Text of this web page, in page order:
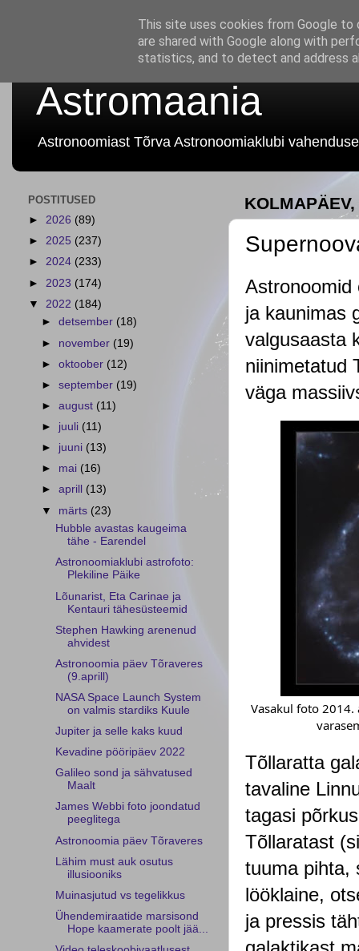
Astromaania
Astronoomiast Tõrva Astronoomiaklubi
Astronoomid
ja kaunimas
valgusaasta
niinimetatud
väga
Vasakul foto 2014.
Tõllaratta
tavaline
tagasi
Tõllaratast
tuuma pihta,
lööklaine,
ja pressis
POSTITUSED
► 2026 (89)
► 2025 (237)
► 2024 (233)
► 2023 (174)
▼ 2022 (184)
►detsember (18)
► november (19)
►oktoober (12)
►september (19)
►august (11)
► juuli (11)
► juuni (13)
► mai (16)
►aprill (13)
▼ märts (23)
Hubble avastas kaugeima
tähe - Earendel
Astronoomiaklubi astrofoto:
Plekiline Päike
Lõunarist, Eta Carinae ja
Kentauri tähesüsteemid
Stephen Hawking arenenud
ahvidest
Astronoomia päev Tõraveres
(9.aprill)
NASA Space Launch System
on valmis stardiks Kuule
Jupiter ja selle kaks kuud
Kevadine pööripäev 2022
Galileo sond ja sähvatused
Maalt
James Webbi foto joondatud
peeglitega
Astronoomia päev Tõraveres
Lähim must auk osutus
illusiooniks
Muinasjutud vs tegelikkus
Ühendemiraatide marsisond
Hope kaamerate poolt jää...
This site uses cookies from Google to
are shared with Google along with
statistics, and to detect and address